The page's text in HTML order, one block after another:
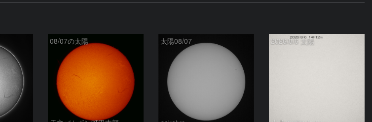
08/07の太陽 太陽08/07 2026/8/6 太陽